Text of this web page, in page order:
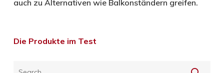
auch zu Alternativen wie Balkonständern greifen.
Die Produkte im Test